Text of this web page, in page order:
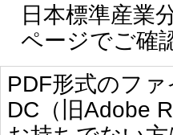
日本標準産業
ページでご確
PDF形式のフ
DC（旧Adobe